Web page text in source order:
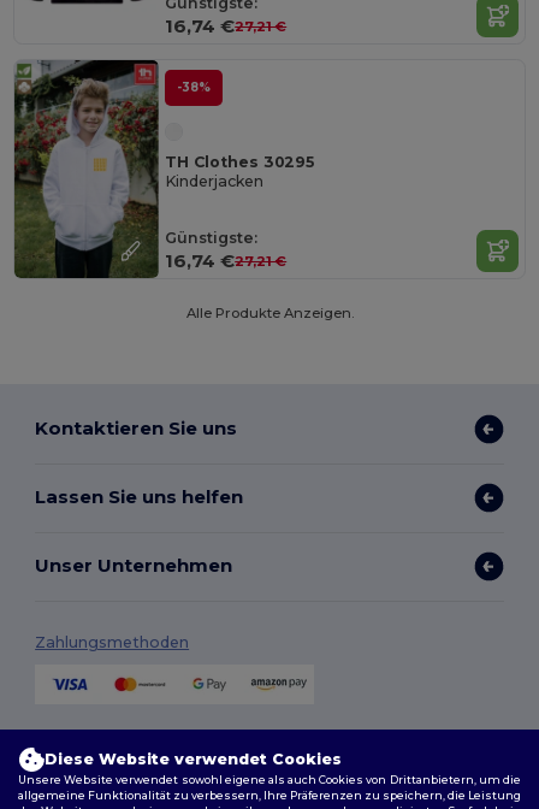
16,74 €27,21 €
-38%
TH Clothes 30295
Kinderjacken
Günstigste:
16,74 €27,21 €
Alle Produkte Anzeigen.
Kontaktieren Sie uns
Lassen Sie uns helfen
Unser Unternehmen
Zahlungsmethoden
Diese Website verwendet Cookies
Unsere Website verwendet sowohl eigene als auch Cookies von Drittanbietern, um die
allgemeine Funktionalität zu verbessern, Ihre Präferenzen zu speichern, die Leistung